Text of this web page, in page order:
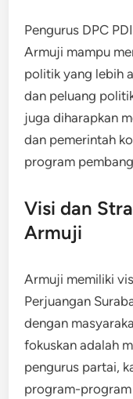
Pengurus DPC
Armuji mampu
politik yang lebih
dan peluang
juga diharapkan
dan pemerintah
program
Visi dan
Armuji
Armuji memiliki
Perjuangan
dengan
fokuskan adalah
pengurus partai,
program-